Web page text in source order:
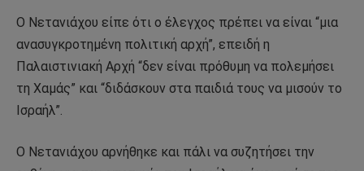
Ο Νετανιάχου είπε ότι ο έλεγχος πρέπει να είναι “μια
ανασυγκροτημένη πολιτική αρχή”, επειδή η
Παλαιστινιακή Αρχή “δεν είναι πρόθυμη να πολεμήσει
τη Χαμάς” και “διδάσκουν στα παιδιά τους να μισούν το
Ισραήλ”.
Ο Νετανιάχου αρνήθηκε και πάλι να συζητήσει την